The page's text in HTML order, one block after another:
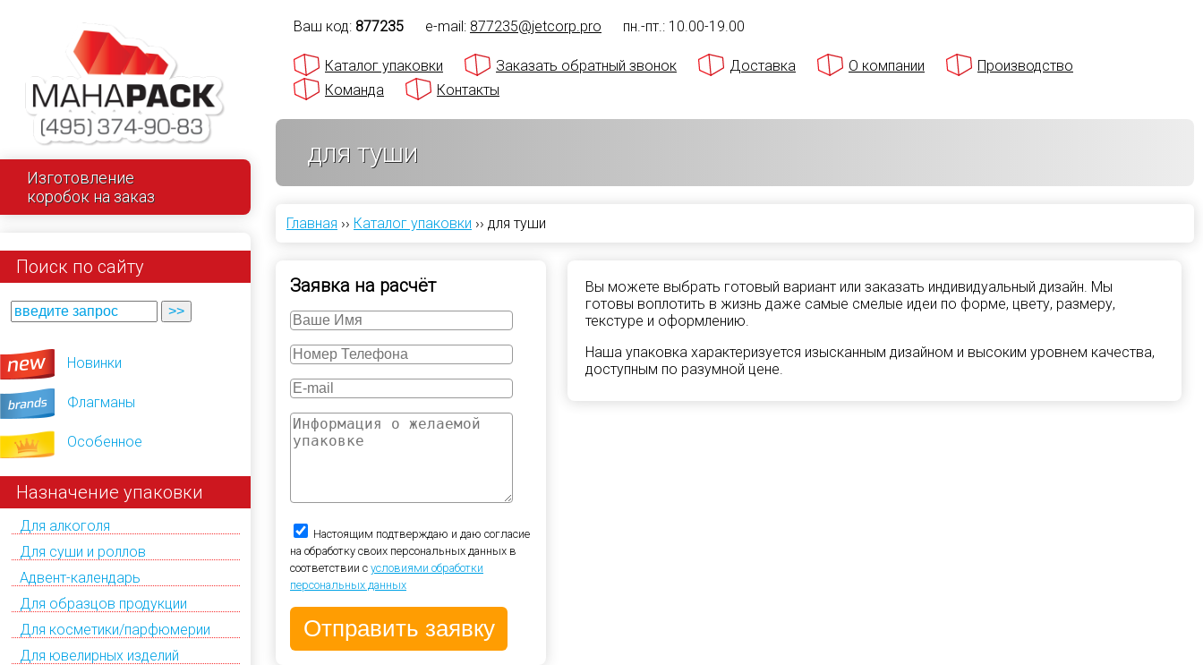
Изготовление
коробок на заказ
Поиск по сайту
Новинки
Флагманы
Особенное
Назначение упаковки
Для алкоголя
Для суши и роллов
Адвент-календарь
Для образцов продукции
Для косметики/парфюмерии
Для ювелирных изделий
Ваш код: 877235 e-mail: 877235@jetcorp.pro пн.-пт.: 10.00-19.00
Каталог упаковки Заказать обратный звонок Доставка О компании
Производство
Команда
Контакты
для туши
Главная ›› Каталог упаковки ›› для туши
Заявка на расчёт
Настоящим подтверждаю и даю согласие
на обработку своих персональных данных в
соответствии с условиями обработки
персональных данных
Вы можете выбрать готовый вариант или заказать индивидуальный дизайн. Мы
готовы воплотить в жизнь даже самые смелые идеи по форме, цвету, размеру,
текстуре и оформлению.
Наша упаковка характеризуется изысканным дизайном и высоким уровнем качества,
доступным по разумной цене.